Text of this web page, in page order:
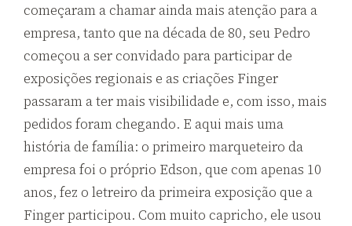
começaram a chamar ainda mais atenção para a
empresa, tanto que na década de 80, seu Pedro
começou a ser convidado para participar de
exposições regionais e as criações Finger
passaram a ter mais visibilidade e, com isso, mais
pedidos foram chegando. E aqui mais uma
história de família: o primeiro marqueteiro da
empresa foi o próprio Edson, que com apenas 10
anos, fez o letreiro da primeira exposição que a
Finger participou. Com muito capricho, ele usou